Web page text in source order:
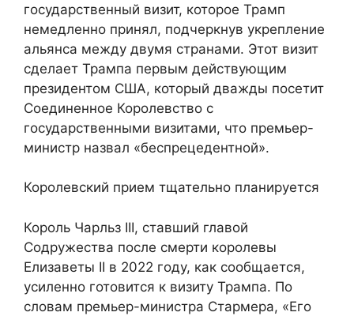
государственный визит, которое Трамп
немедленно принял, подчеркнув укрепление
альянса между двумя странами. Этот визит
сделает Трампа первым действующим
президентом США, который дважды посетит
Соединенное Королевство с
государственными визитами, что премьер-
министр назвал «беспрецедентной».
Королевский прием тщательно планируется
Король Чарльз III, ставший главой
Содружества после смерти королевы
Елизаветы II в 2022 году, как сообщается,
усиленно готовится к визиту Трампа. По
словам премьер-министра Стармера, «Его